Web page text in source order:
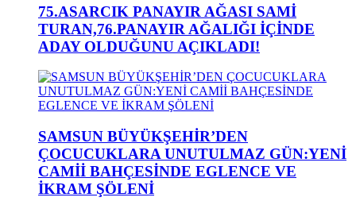
75.ASARCIK PANAYIR AĞASI SAMİ
TURAN,76.PANAYIR AĞALIĞI İÇİNDE
ADAY OLDUĞUNU AÇIKLADI!
SAMSUN BÜYÜKŞEHİR’DEN
ÇOCUCUKLARA UNUTULMAZ GÜN:YENİ
CAMİİ BAHÇESİNDE EGLENCE VE
İKRAM ŞÖLENİ